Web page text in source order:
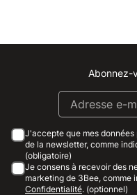
Abonnez-
J'accepte que mes
de la newsletter, comme
(obligatoire)
Je consens à recevoir des
marketing de 3Bee, comme
Confidentialité. (optionnel)